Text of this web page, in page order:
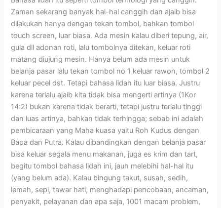
Zaman sekarang banyak hal-hal canggih dan ajaib bisa
dilakukan hanya dengan tekan tombol, bahkan tombol
touch screen, luar biasa. Ada mesin kalau diberi tepung, air,
gula dll adonan roti, lalu tombolnya ditekan, keluar roti
matang diujung mesin. Hanya belum ada mesin untuk
belanja pasar lalu tekan tombol no 1 keluar rawon, tombol 2
keluar pecel dst. Tetapi bahasa lidah itu luar biasa. Justru
karena terlalu ajaib kita tidak bisa mengerti artinya (1Kor
14:2) bukan karena tidak berarti, tetapi justru terlalu tinggi
dan luas artinya, bahkan tidak terhingga; sebab ini adalah
pembicaraan yang Maha kuasa yaitu Roh Kudus dengan
Bapa dan Putra. Kalau dibandingkan dengan belanja pasar
bisa keluar segala menu makanan, juga es krim dan tart,
begitu tombol bahasa lidah ini, jauh melebihi hal-hal itu
(yang belum ada). Kalau bingung takut, susah, sedih,
lemah, sepi, tawar hati, menghadapi pencobaan, ancaman,
penyakit, pelayanan dan apa saja, 1001 macam problem,